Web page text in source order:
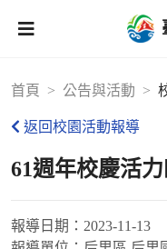
首頁 公告與活動
返回校園活動報導
61週年校慶活
報導日期： 2023-11-13